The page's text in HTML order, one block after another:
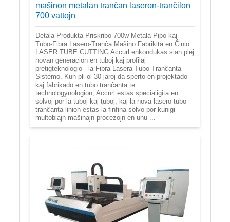
maŝinon metalan tranĉan laseron-tranĉilon
700 vattojn
Detala Produkta Priskribo 700w Metala Pipo kaj
Tubo-Fibra Lasero-Tranĉa Maŝino Fabrikita en Ĉinio
LASER TUBE CUTTING Accurl enkondukas sian plej
novan generacion en tuboj kaj profilaj
pretigteknologio - la Fibra Lasera Tubo-Tranĉanta
Sistemo. Kun pli ol 30 jaroj da sperto en projektado
kaj fabrikado en tubo tranĉanta te
technologynologion, Accurl estas specialigita en
solvoj por la tuboj kaj tuboj, kaj la nova lasero-tubo
tranĉanta linion estas la finfina solvo por kunigi
multoblajn maŝinajn procezojn en unu ...